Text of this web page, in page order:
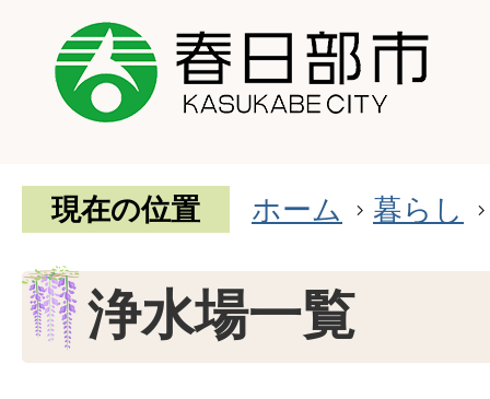
現在の位置 ホーム 暮らし
浄水場一覧